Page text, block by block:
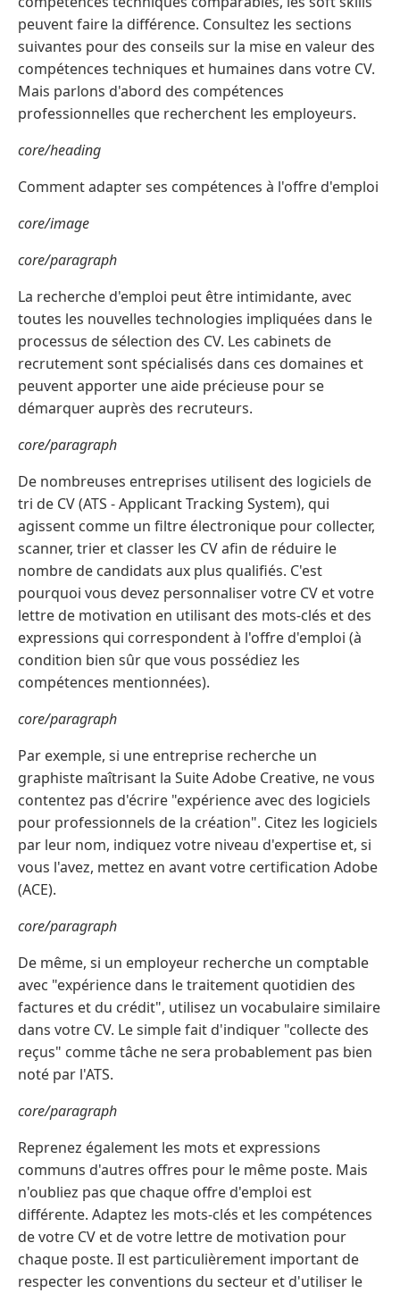
peuvent faire la différence. Consultez les sections
suivantes pour des conseils sur la mise en valeur des
compétences techniques et humaines dans votre CV.
Mais parlons d'abord des compétences
professionnelles que recherchent les employeurs.
core/heading
Comment adapter ses compétences à l'offre d'emploi
core/image
core/paragraph
La recherche d'emploi peut être intimidante, avec
toutes les nouvelles technologies impliquées dans le
processus de sélection des CV. Les cabinets de
recrutement sont spécialisés dans ces domaines et
peuvent apporter une aide précieuse pour se
démarquer auprès des recruteurs.
core/paragraph
De nombreuses entreprises utilisent des logiciels de
tri de CV (ATS - Applicant Tracking System), qui
agissent comme un filtre électronique pour collecter,
scanner, trier et classer les CV afin de réduire le
nombre de candidats aux plus qualifiés. C'est
pourquoi vous devez personnaliser votre CV et votre
lettre de motivation en utilisant des mots-clés et des
expressions qui correspondent à l'offre d'emploi (à
condition bien sûr que vous possédiez les
compétences mentionnées).
core/paragraph
Par exemple, si une entreprise recherche un
graphiste maîtrisant la Suite Adobe Creative, ne vous
contentez pas d'écrire "expérience avec des logiciels
pour professionnels de la création". Citez les logiciels
par leur nom, indiquez votre niveau d'expertise et, si
vous l'avez, mettez en avant votre certification Adobe
(ACE).
core/paragraph
De même, si un employeur recherche un comptable
avec "expérience dans le traitement quotidien des
factures et du crédit", utilisez un vocabulaire similaire
dans votre CV. Le simple fait d'indiquer "collecte des
reçus" comme tâche ne sera probablement pas bien
noté par l'ATS.
core/paragraph
Reprenez également les mots et expressions
communs d'autres offres pour le même poste. Mais
n'oubliez pas que chaque offre d'emploi est
différente. Adaptez les mots-clés et les compétences
de votre CV et de votre lettre de motivation pour
chaque poste. Il est particulièrement important de
respecter les conventions du secteur et d'utiliser le